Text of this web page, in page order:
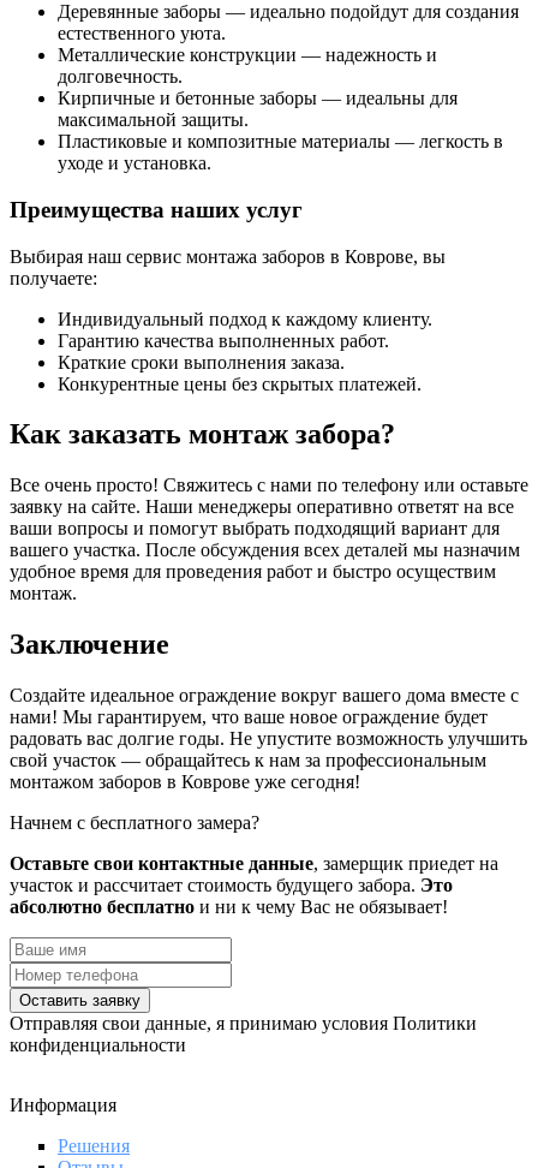
Деревянные заборы — идеально подойдут для создания
естественного уюта.
Металлические конструкции — надежность и
долговечность.
Кирпичные и бетонные заборы — идеальны для
максимальной защиты.
Пластиковые и композитные материалы — легкость в
уходе и установка.
Преимущества наших услуг
Выбирая наш сервис монтажа заборов в Коврове, вы
получаете:
Индивидуальный подход к каждому клиенту.
Гарантию качества выполненных работ.
Краткие сроки выполнения заказа.
Конкурентные цены без скрытых платежей.
Как заказать монтаж забора?
Все очень просто! Свяжитесь с нами по телефону или оставьте
заявку на сайте. Наши менеджеры оперативно ответят на все
ваши вопросы и помогут выбрать подходящий вариант для
вашего участка. После обсуждения всех деталей мы назначим
удобное время для проведения работ и быстро осуществим
монтаж.
Заключение
Создайте идеальное ограждение вокруг вашего дома вместе с
нами! Мы гарантируем, что ваше новое ограждение будет
радовать вас долгие годы. Не упустите возможность улучшить
свой участок — обращайтесь к нам за профессиональным
монтажом заборов в Коврове уже сегодня!
Начнем с бесплатного замера?
Оставьте свои контактные данные, замерщик приедет на
участок и рассчитает стоимость будущего забора. Это
абсолютно бесплатно и ни к чему Вас не обязывает!
Оставить заявку
Отправляя свои данные, я принимаю условия Политики
конфиденциальности
Информация
Решения